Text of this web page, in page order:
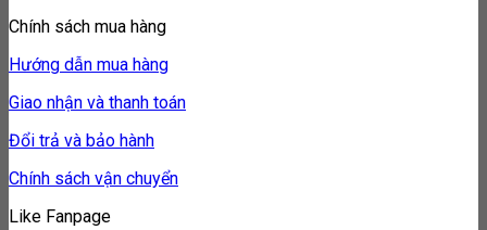
Chính sách mua hàng
Hướng dẫn mua hàng
Giao nhận và thanh toán
Đổi trả và bảo hành
Chính sách vận chuyển
Like Fanpage